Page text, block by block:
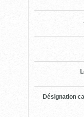
Désignation